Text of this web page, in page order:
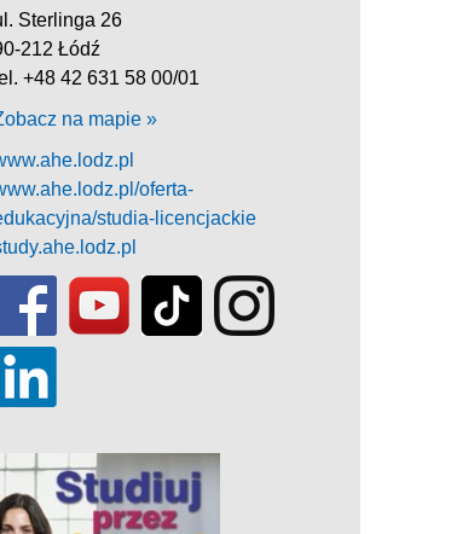
Sterlinga 26
212 Łódź
+48 42 631 58 00/01
na mapie »
oferta-
studia-licencjackie